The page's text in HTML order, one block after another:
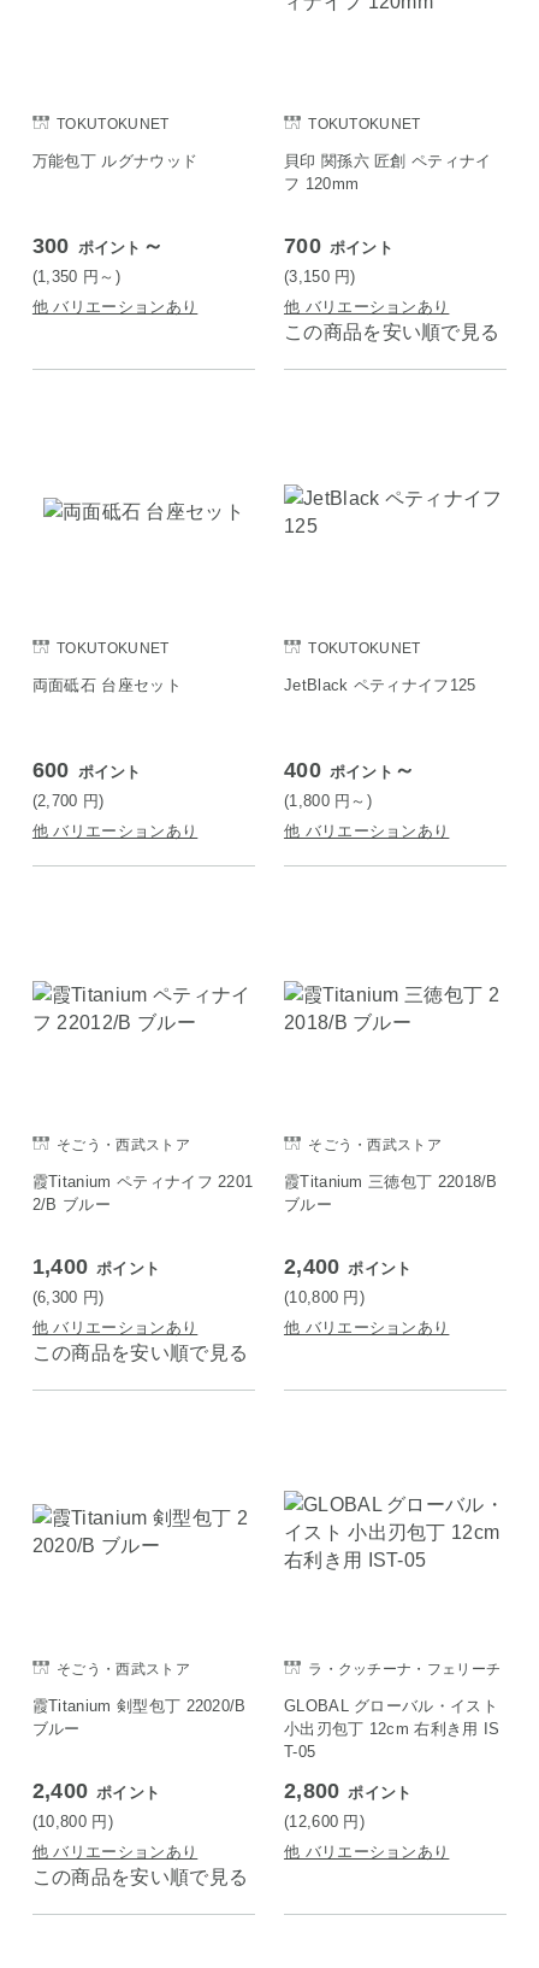
TOKUTOKUNET
万能包丁 ルグナウッド
300 ポイント ～
(1,350 円 ～)
他 バリエーションあり
TOKUTOKUNET
貝印 関孫六 匠創 ペティナイ
フ 120mm
700 ポイント
(3,150 円)
他 バリエーションあり
この商品を安い順で見る
TOKUTOKUNET
両面砥石 台座セット
600 ポイント
(2,700 円)
他 バリエーションあり
TOKUTOKUNET
JetBlack ペティナイフ125
400 ポイント ～
(1,800 円 ～)
他 バリエーションあり
そごう・西武ストア
霞Titanium ペティナイフ 2201
2/B ブルー
1,400 ポイント
(6,300 円)
他 バリエーションあり
この商品を安い順で見る
そごう・西武ストア
霞Titanium 三徳包丁 22018/B
ブルー
2,400 ポイント
(10,800 円 )
他 バリエーションあり
そごう・西武ストア
霞Titanium 剣型包丁 22020/B
ブルー
2,400 ポイント
(10,800 円 )
他 バリエーションあり
この商品を安い順で見る
ラ・クッチーナ・フェリーチ
GLOBAL グローバル・イスト
小出刃包丁 12cm 右利き用 IS
T-05
2,800 ポイント
(12,600 円 )
他 バリエーションあり